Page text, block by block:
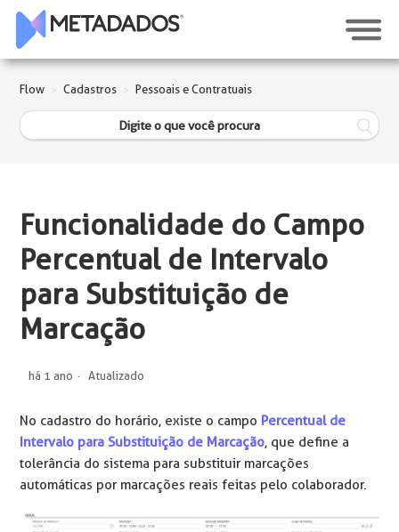
Flow Cadastros Pessoais e Contratuais
Funcionalidade do Campo
Percentual de Intervalo
para Substituição de
Marcação
há 1 ano Atualizado
No cadastro do horário, existe o campo Percentual de
Intervalo para Substituição de Marcação, que define a
tolerância do sistema para substituir marcações
automáticas por marcações reais feitas pelo colaborador.